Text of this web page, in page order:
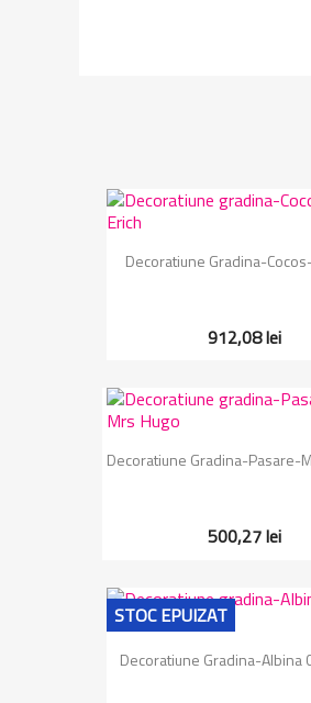
Vizualizare
Decoratiune Gradina-
912,08 lei
Vizualizare
Decoratiune Gradina-Pasare-
500,27 lei
Vizualizare
Decoratiune Gradina-Albina
STOC EPUIZAT